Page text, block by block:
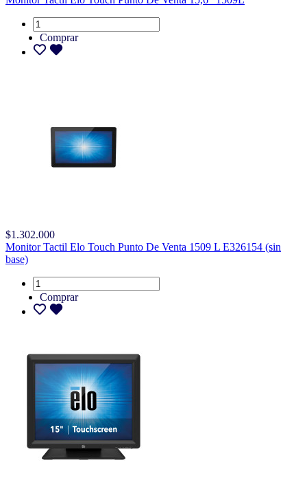
Comprar
$1.302.000
Monitor Tactil Elo Touch Punto De Venta 1509 L E326154 (sin
base)
Comprar